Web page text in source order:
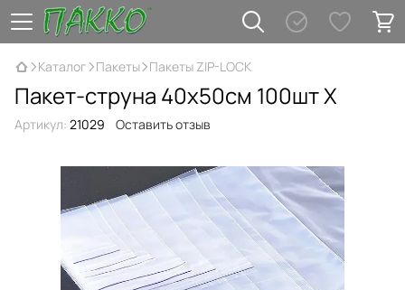
Каталог Пакеты Пакеты ZIP-LOCK
Пакет-струна 40х50см 100шт Х
Артикул: 21029 Оставить отзыв